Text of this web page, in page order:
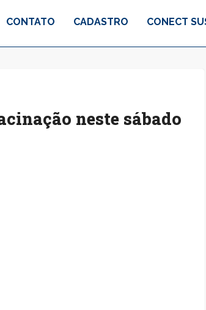
CONTATO CADASTRO CONECT
neste sábado